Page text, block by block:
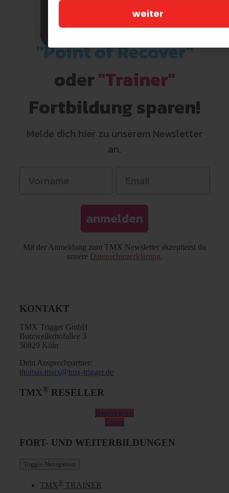
Jetzt 20€ aufdie
"Point of Recover"
oder"Trainer"
Fortbildung sparen!
Melde dich hier zu unserem Newsletter
an.
anmelden
Mit der Anmeldung zum TMX Newsletter akzeptierst du
unsere Datenschutzerklärung.
KONTAKT
TMX Trigger GmbH
Butzweilerhofallee 3
50829 Köln
Dein Ansprechpartner:
thomas.marx@tmx-trigger.de
TMX® RESELLER
Registrieren
Login
FORT- UND WEITERBILDUNGEN
Toggle Navigation
TMX ®TRAINER
THOMAS JETZT FRAGEN
weiter